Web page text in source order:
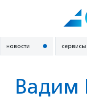
новости сервисы
Вадим